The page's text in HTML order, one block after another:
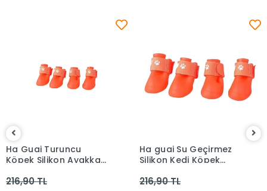
Ha Guai Turuncu
Köpek Silikon Ayakkabı
216,90 TL
Ha guai Su Geçirmez
Silikon Kedi Köpek
Beden Ayakkabı
216,90 TL